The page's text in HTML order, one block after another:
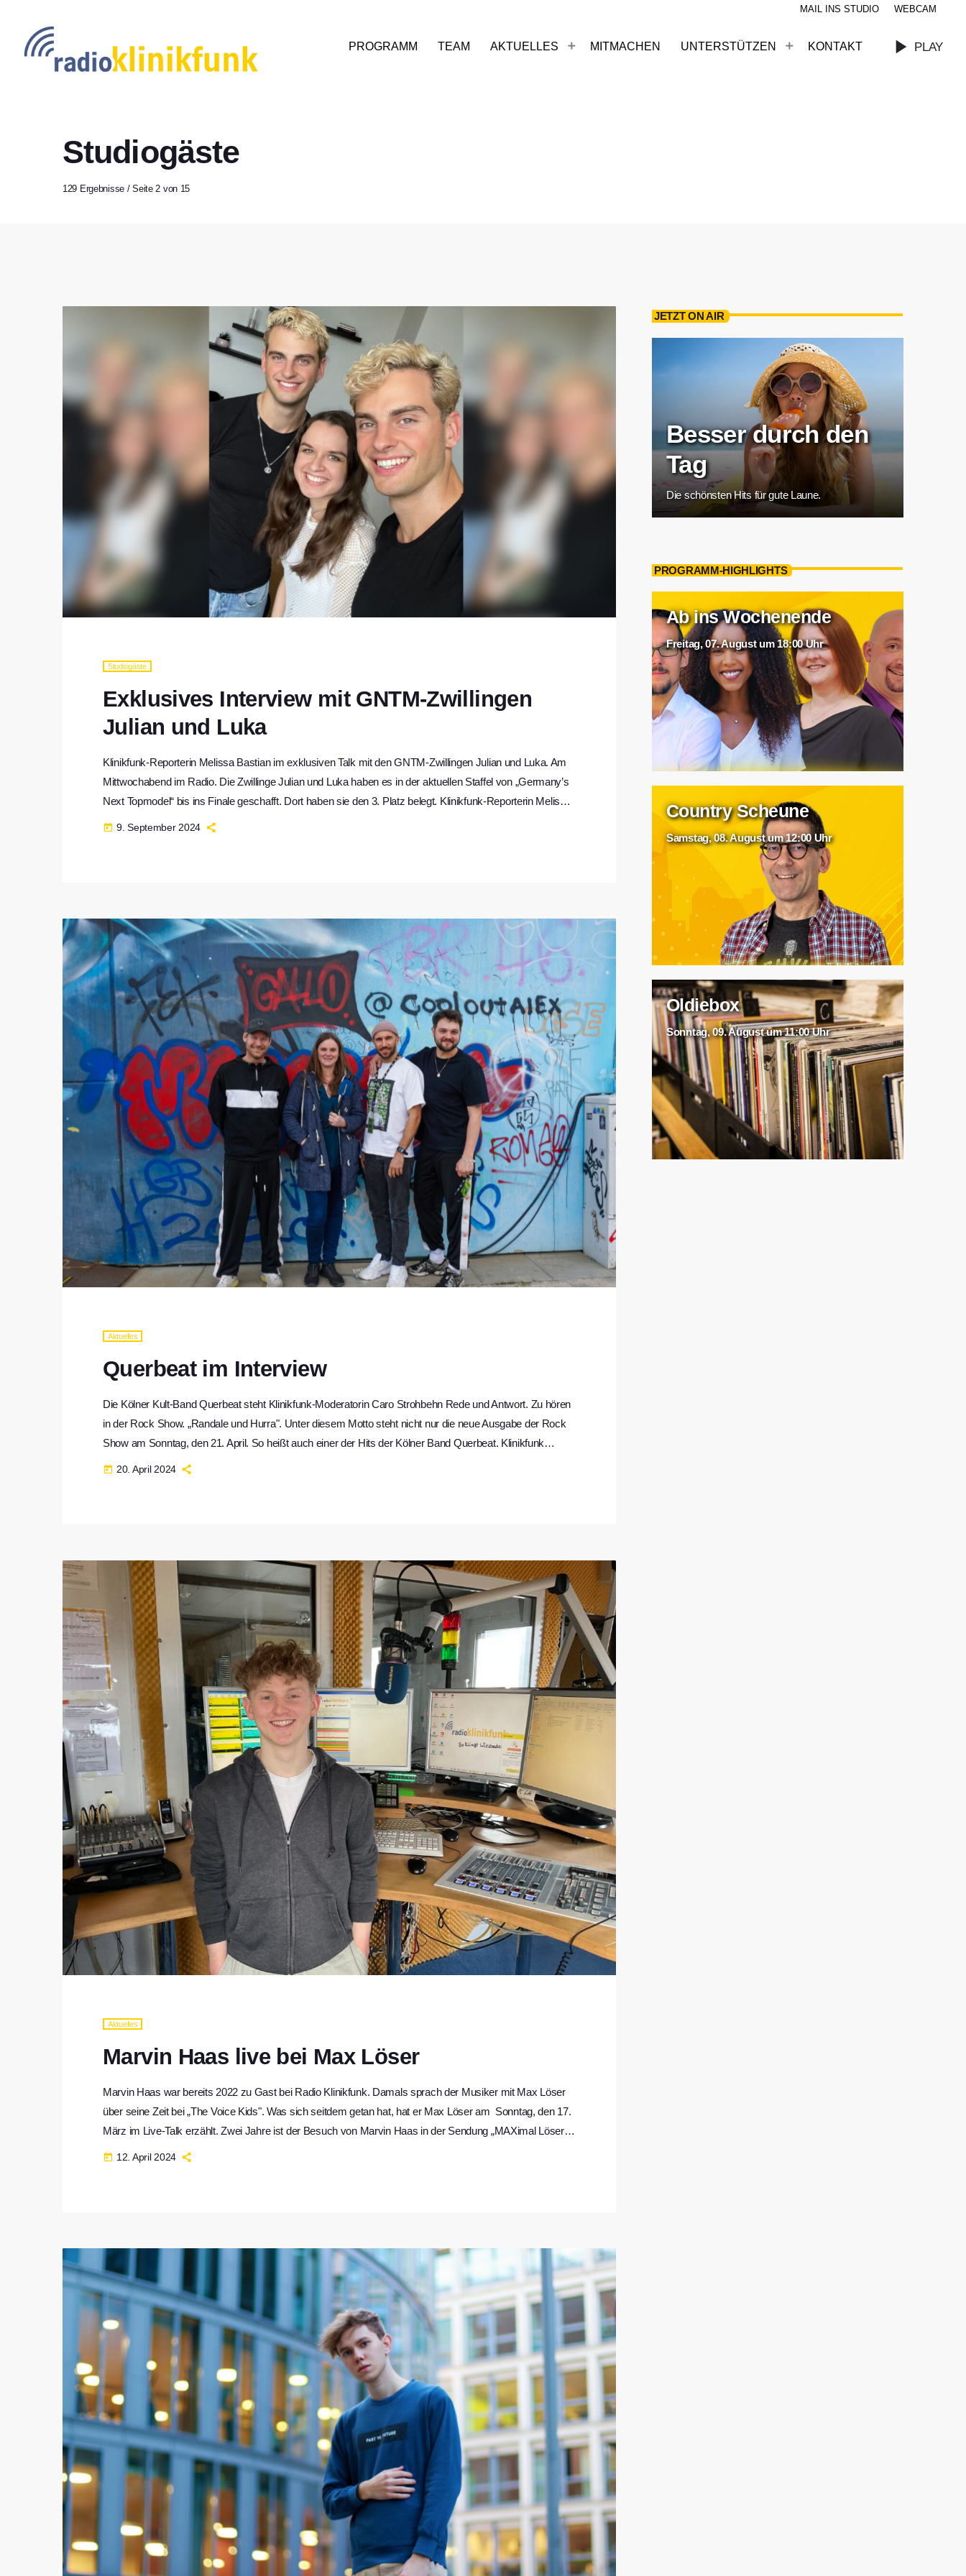
MAIL INS STUDIO WEBCAM
PROGRAMM TEAM AKTUELLES MITMACHEN UNTERSTÜTZEN KONTAKT play_arrow PLAY
Studiogäste
129 Ergebnisse / Seite 2 von 15
Studiogäste
Exklusives Interview mit GNTM-Zwillingen
Julian und Luka
Klinikfunk-Reporterin Melissa Bastian im exklusiven Talk mit den GNTM-Zwillingen Julian und Luka. Am
Mittwochabend im Radio. Die Zwillinge Julian und Luka haben es in der aktuellen Staffel von „Germany’s
Next Topmodel“ bis ins Finale geschafft. Dort haben sie den 3. Platz belegt. Klinikfunk-Reporterin Melissa
Bastian hat die beiden in Frankfurt getroffen und mit ihnen über ihre Zeit bei GNTM gesprochen. Es ging
today 9. September 2024
Aktuelles
Querbeat im Interview
Die Kölner Kult-Band Querbeat steht Klinikfunk-Moderatorin Caro Strohbehn Rede und Antwort. Zu hören
in der Rock Show. „Randale und Hurra". Unter diesem Motto steht nicht nur die neue Ausgabe der Rock
Show am Sonntag, den 21. April. So heißt auch einer der Hits der Kölner Band Querbeat. Klinikfunk
Moderatorin Caro Strohbehn hat die dreizehnköpfige Band bei ihrem Auftritt im Schlachthof Wiesbaden
today 20. April 2024
Aktuelles
Marvin Haas live bei Max Löser
Marvin Haas war bereits 2022 zu Gast bei Radio Klinikfunk. Damals sprach der Musiker mit Max Löser
über seine Zeit bei „The Voice Kids". Was sich seitdem getan hat, hat er Max Löser am Sonntag, den 17.
März im Live-Talk erzählt. Zwei Jahre ist der Besuch von Marvin Haas in der Sendung „MAXimal Löser"
(eingestellt) jetzt schon her. Seit seiner Zeit bei „The Voice Kids" 2022 hat sich einiges getan: […]
today 12. April 2024
JETZT ON AIR
Besser durch den
Tag
Die schönsten Hits für gute Laune.
PROGRAMM-HIGHLIGHTS
Ab ins Wochenende
Freitag, 07. August um 18:00 Uhr
Country Scheune
Samstag, 08. August um 12:00 Uhr
Oldiebox
Sonntag, 09. August um 11:00 Uhr